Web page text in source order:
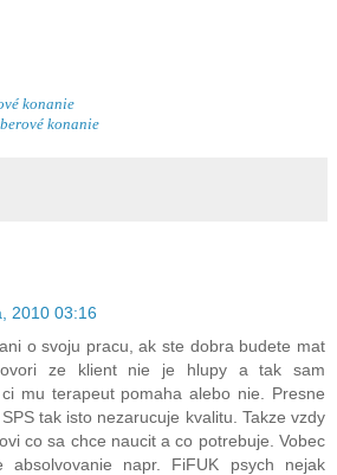
konanie
konanie
2010 03:16
o svoju pracu, ak ste dobra budete mat
ze klient nie je hlupy a tak sam
mu terapeut pomaha alebo nie. Presne
tak isto nezarucuje kvalitu. Takze vzdy
co sa chce naucit a co potrebuje. Vobec
absolvovanie napr. FiFUK psych nejak